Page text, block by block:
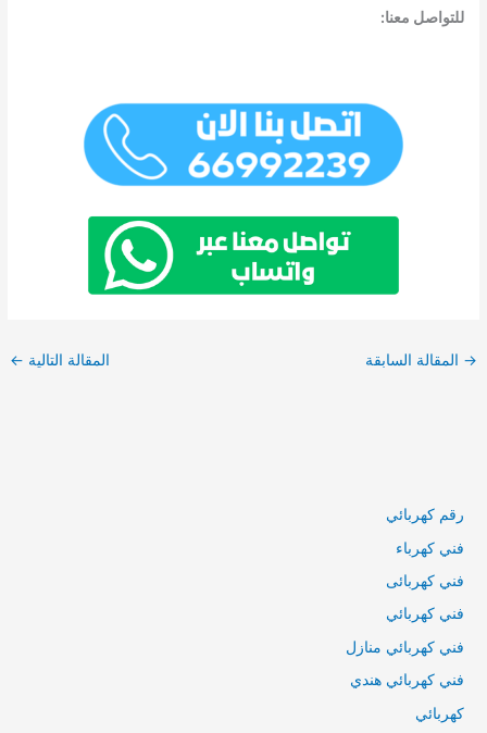
للتواصل معنا:
→ المقالة السابقة المقالة التالية ←
رقم كهربائي
فني كهرباء
فني كهربائى
فني كهربائي
فني كهربائي منازل
فني كهربائي هندي
كهربائي